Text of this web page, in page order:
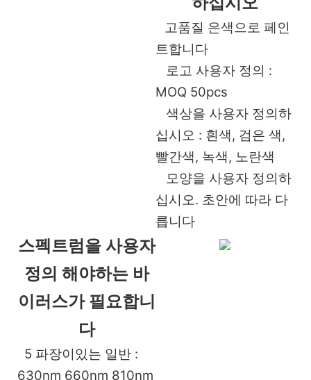
고품질 은색으로 페인
트합니다
로고 사용자 정의 :
MOQ 50pcs
색상을 사용자 정의하
십시오 : 흰색, 검은 색,
빨간색, 녹색, 노란색
모양을 사용자 정의하
십시오. 초안에 따라 다
릅니다
스펙트럼을 사용자
정의 해야하는 바
이러스가 필요합니
다
5 파장이있는 일반 :
630nm 660nm 810nm